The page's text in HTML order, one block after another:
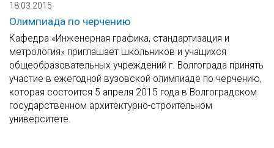
18.03.2015
Олимпиада по черчению
Кафедра «Инженерная графика, стандартизация и
метрология» приглашает школьников и учащихся
общеобразовательных учреждений г. Волгограда принять
участие в ежегодной вузовской олимпиаде по черчению,
которая состоится 5 апреля 2015 года в Волгоградском
государственном архитектурно-строительном
университете.